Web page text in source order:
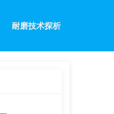
耐磨技术探析